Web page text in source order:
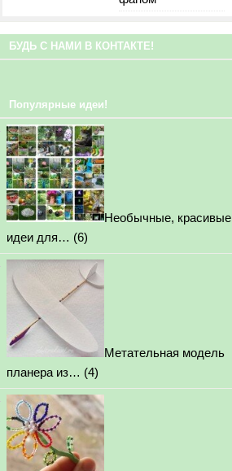
БУДЬ С НАМИ В КОНТАКТЕ!
Популярные идеи!
Необычные, красивые
идеи для… (6)
Метательная модель
планера из… (4)